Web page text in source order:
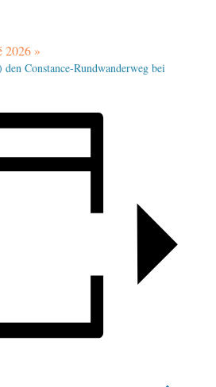
2026 »
Constance-Rundwanderweg bei